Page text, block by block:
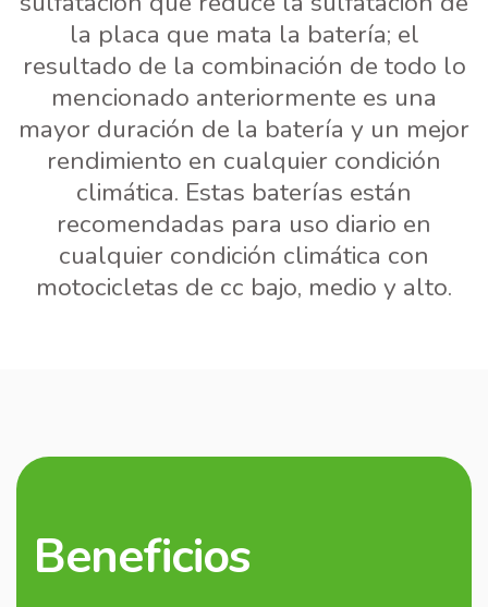
la placa que mata la batería; el
resultado de la combinación de todo lo
mencionado anteriormente es una
mayor duración de la batería y un mejor
rendimiento en cualquier condición
climática. Estas baterías están
recomendadas para uso diario en
cualquier condición climática con
motocicletas de cc bajo, medio y alto.
Beneficios